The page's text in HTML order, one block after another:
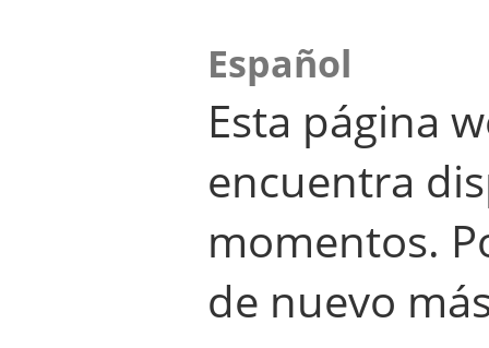
Español
Esta página
encuentra
momentos.
de nuevo